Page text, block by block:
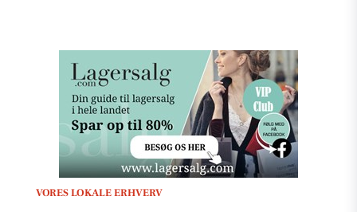
VORES LOKALE ERHVERV